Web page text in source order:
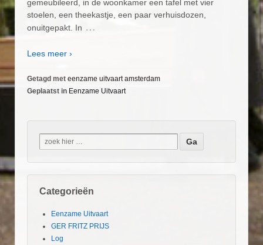
gemeubileerd, in de woonkamer een tafel met vier
stoelen, een theekastje, een paar verhuisdozen,
onuitgepakt. In …
Lees meer ›
Getagd met eenzame uitvaart amsterdam
Geplaatst in Eenzame Uitvaart
Categorieën
Eenzame Uitvaart
GER FRITZ PRIJS
Log